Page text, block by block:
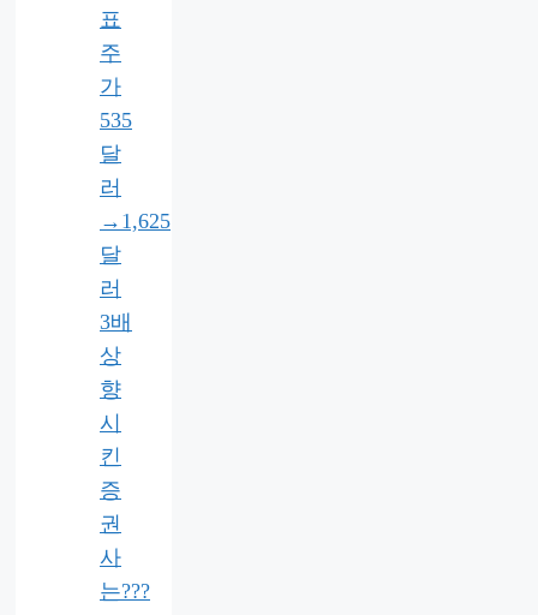
표
주
가
535
달
러
→1,625
달
러
3배
상
향
시
킨
증
권
사
는???